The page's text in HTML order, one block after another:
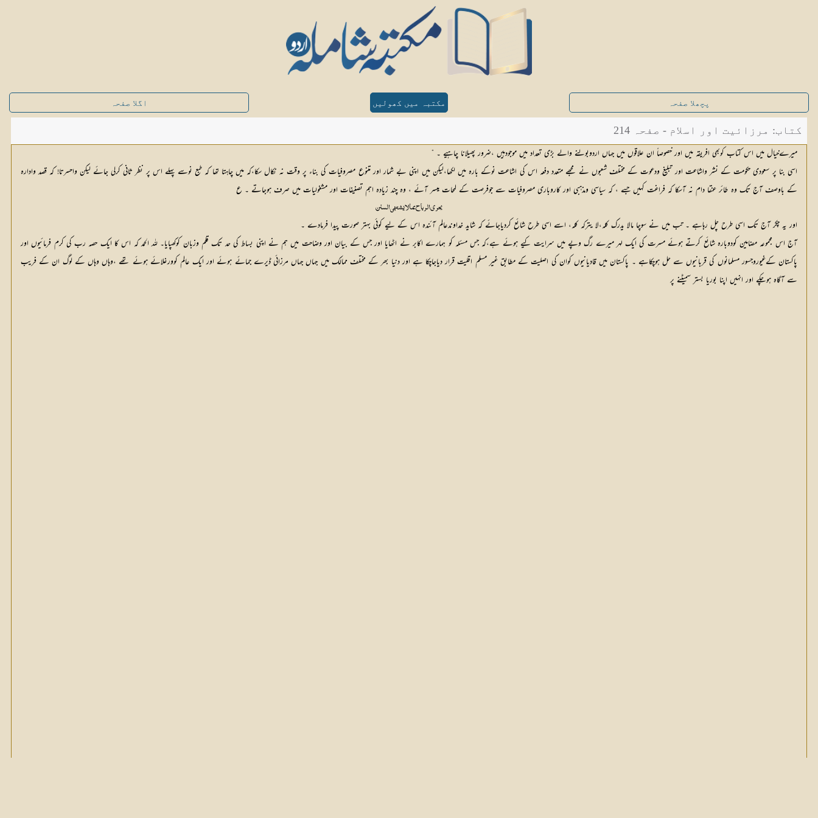
پچھلا صفحہ مکتبہ میں کھولیں اگلا صفحہ
کتاب: مرزائیت اور اسلام - صفحہ 214
میرےخیال میں اس کتاب کوبھی افریقہ میں اور خصوصاً ان علاقوں میں جہاں اردوبولنے والے بڑی تعداد میں موجودہیں ،ضرور پھیلانا چاہیے ۔ “
اسی بنا پر سعودی حکومت کے نشر واشاعت اور تبلیغ ودعوت کے مختلف شعبوں نے مجھے متعدد دفعہ اس کی اشاعت نوکے بارہ میں لکھا،لیکن میں اپنی بے شمار اور متنوع مصروفیات کی بناء پر وقت نہ نکال سکا،کہ میں چاہتا تھا کہ طبع نوسے پہلے اس پر نظر ثانی کرلی جائے لیکن واحسرتا! کہ قصد وادارہ
کے باوصف آج تک وہ طائر عنقا دام نہ آسکا کہ فراغت کہیں جسے ، کہ سیاسی ومذہبی اور کاروباری مصروفیات سے جوفرصت کے لمحات میسر آئے ، وہ چند زیادہ اہم تصنیفات اور مشغولیات میں صرف ہوجاتے ۔ ع
یحری الرباح بما لایشتھی السنن
اور یہ چکر آج تک اسی طرح چل رہاہے ۔ تب میں نے سوچا مالا یدرک کلہ،لا یترکہ کلہ، اسے اسی طرح شائع کردیاجائے کہ شاید خداوندعالم آئندہ اس کے لیے کوئی بہتر صورت پیدا فرمادے ۔
آج اس مجموعہ مضامین کودوبارہ شائع کرتے ہوئے مسرت کی ایک لہر میرے رگ وپے میں سرایت کیے ہوئے ہے،کہ جس مسئلہ کو ہمارے اکابر نے اٹھایا اور جس کے بیان اور وضاحت میں ہم نے اپنی بساط کی حد تک قلم وزبان کوکھپایا۔ للہ الحمد کہ اس کا ایک حصہ رب کی کرم فرمائیوں اور
پاکستان کےغیوروجسور مسلمانوں کی قربانیوں سے حل ہوچکاہے ۔ پاکستان میں قادیانیوں کوان کی اصلیت کے مطابق غیر مسلم اقلیت قرار دیاجاچکا ہے اور دنیا بھر کے مختلف ممالک میں جہاں جہاں مرزائی ڈیرے جمائے ہوئے اور ایک عالم کوورغلائے ہوئے تھے ،وہاں وہاں کے لوگ ان کے فریب
سے آگاہ ہوچکے اور انہیں اپنا بوریا بستر سمیٹنے پر